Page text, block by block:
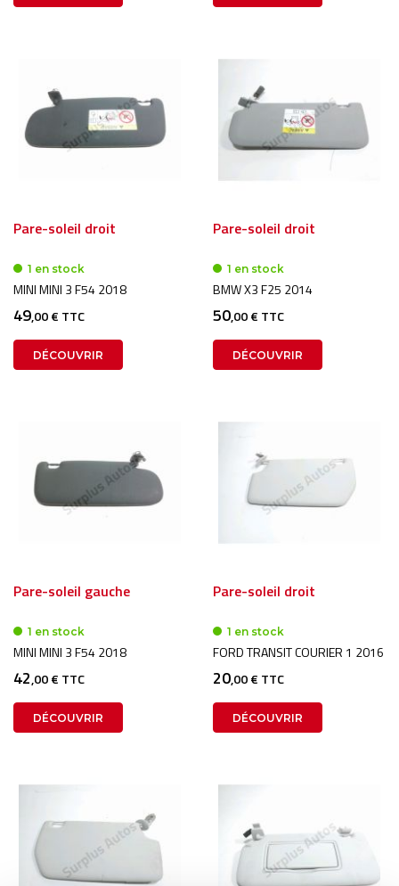
Pare-soleil droit
1 en stock
MINI MINI 3 F54 2018
49,00 € TTC
DÉCOUVRIR
Pare-soleil droit
1 en stock
BMW X3 F25 2014
50,00 € TTC
DÉCOUVRIR
Pare-soleil gauche
1 en stock
MINI MINI 3 F54 2018
42,00 € TTC
DÉCOUVRIR
Pare-soleil droit
1 en stock
FORD TRANSIT COURIER 1 2016
20,00 € TTC
DÉCOUVRIR